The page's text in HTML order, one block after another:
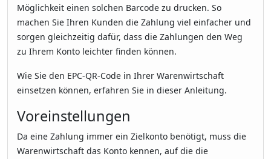
Möglichkeit einen solchen Barcode zu drucken. So
machen Sie Ihren Kunden die Zahlung viel einfacher und
sorgen gleichzeitig dafür, dass die Zahlungen den Weg
zu Ihrem Konto leichter finden können.
Wie Sie den EPC-QR-Code in Ihrer Warenwirtschaft
einsetzen können, erfahren Sie in dieser Anleitung.
Voreinstellungen
Da eine Zahlung immer ein Zielkonto benötigt, muss die
Warenwirtschaft das Konto kennen, auf die die